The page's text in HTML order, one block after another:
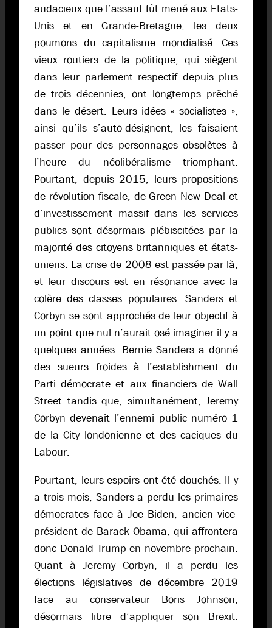
audacieux que l’assaut fût mené aux Etats-
Unis et en Grande-Bretagne, les deux
poumons du capitalisme mondialisé. Ces
vieux routiers de la politique, qui siègent
dans leur parlement respectif depuis plus
de trois décennies, ont longtemps prêché
dans le désert. Leurs idées « socialistes »,
ainsi qu’ils s’auto-désignent, les faisaient
passer pour des personnages obsolètes à
l’heure du néolibéralisme triomphant.
Pourtant, depuis 2015, leurs propositions
de révolution fiscale, de Green New Deal et
d’investissement massif dans les services
publics sont désormais plébiscitées par la
majorité des citoyens britanniques et états-
uniens. La crise de 2008 est passée par là,
et leur discours est en résonance avec la
colère des classes populaires. Sanders et
Corbyn se sont approchés de leur objectif à
un point que nul n’aurait osé imaginer il y a
quelques années. Bernie Sanders a donné
des sueurs froides à l’establishment du
Parti démocrate et aux financiers de Wall
Street tandis que, simultanément, Jeremy
Corbyn devenait l’ennemi public numéro 1
de la City londonienne et des caciques du
Labour.
Pourtant, leurs espoirs ont été douchés. Il y
a trois mois, Sanders a perdu les primaires
démocrates face à Joe Biden, ancien vice-
président de Barack Obama, qui affrontera
donc Donald Trump en novembre prochain.
Quant à Jeremy Corbyn, il a perdu les
élections législatives de décembre 2019
face au conservateur Boris Johnson,
désormais libre d’appliquer son Brexit.